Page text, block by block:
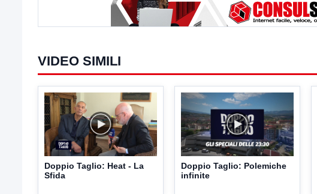
VIDEO SIMILI
Doppio Taglio: Heat - La
Sfida
Doppio Taglio: Polemiche
infinite